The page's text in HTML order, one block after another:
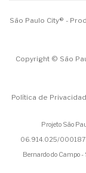
São Paulo City® -
Copyright © São
Política de
Projeto São
06.914.025/000187 |
Bernardo do Campo